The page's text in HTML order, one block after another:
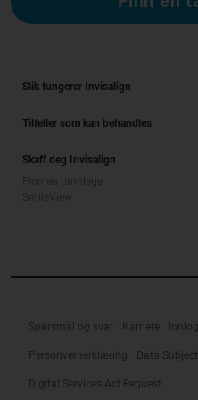
Slik fungerer Invisalign
Tilfeller som kan behandles
Skaff deg Invisalign
Spørsmål og svar Karriere
Personvernerklæring Data
Digital Services Act Request